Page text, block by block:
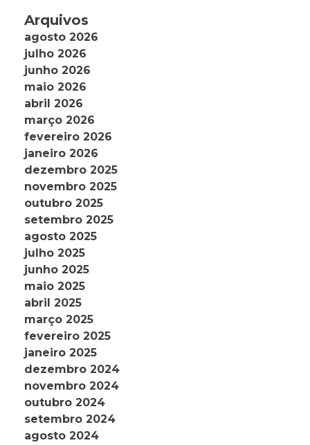
Arquivos
agosto 2026
julho 2026
junho 2026
maio 2026
abril 2026
março 2026
fevereiro 2026
janeiro 2026
dezembro 2025
novembro 2025
outubro 2025
setembro 2025
agosto 2025
julho 2025
junho 2025
maio 2025
abril 2025
março 2025
fevereiro 2025
janeiro 2025
dezembro 2024
novembro 2024
outubro 2024
setembro 2024
agosto 2024